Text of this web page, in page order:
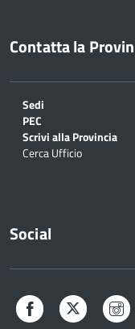
Contatta la
Sedi
PEC
Scrivi alla Provincia
Cerca Ufficio
Social
Facebook Twitter